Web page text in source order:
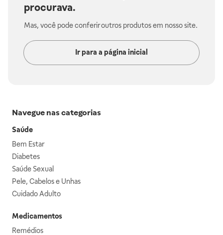
procurava.
Mas, você pode conferir outros produtos em nosso site.
Ir para a página inicial
Navegue nas categorias
Saúde
Bem Estar
Diabetes
Saúde Sexual
Pele, Cabelos e Unhas
Cuidado Adulto
Medicamentos
Remédios